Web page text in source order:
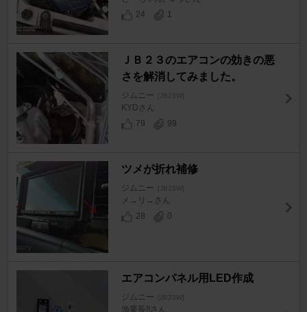
24
1
ＪＢ２３のエアコンの効きの悪
さを解消してみました。
ジムニー [JB23W]
KYDさん
79
99
ツメが折れ補修
ジムニー [JB23W]
メ→リ→さん
28
0
エアコンパネル用LED作成
ジムニー [JB23W]
漁業長!!さん